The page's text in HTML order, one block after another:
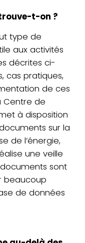
t-on ?
type de
aux activités
décrites ci-
cas pratiques,
de ces
Centre de
à disposition
sur la
de l’énergie,
une veille
sont
beaucoup
de données